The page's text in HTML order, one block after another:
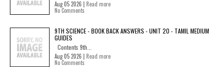
Aug 05 2026 | Read more
No Comments
9TH SCIENCE - BOOK BACK ANSWERS - UNIT 20 - TAMIL MEDIUM
GUIDES
Contents 9th...
Aug 05 2026 | Read more
No Comments